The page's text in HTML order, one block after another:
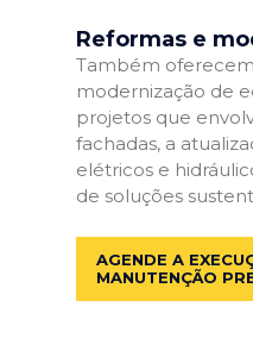
Reformas e
Também
modernização de
projetos que
fachadas, a
elétricos e
de soluções
AGENDE A
MANUTENÇÃO